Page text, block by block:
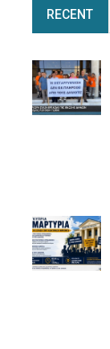
RECENT